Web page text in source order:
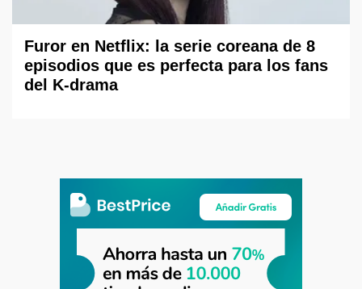
Furor en Netflix: la serie coreana de 8
episodios que es perfecta para los fans
del K-drama